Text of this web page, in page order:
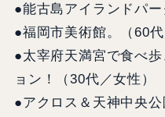
●能古島アイランドパー
●福岡市美術館。（60代
●太宰府天満宮で食べ
ョン！（30代／女性）
●アクロス＆天神中央公